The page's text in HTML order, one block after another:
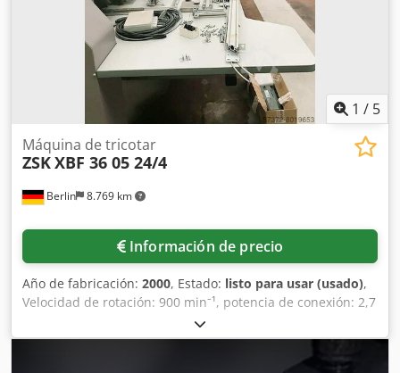
1 / 5
Berlin 8.769 km
Máquina de tricotar
ZSKXBF 36 05 24/4
Información de precio
Año de fabricación: 2000, Estado: listo para usar (usado),
Velocidad de rotación: 900 min⁻¹, potencia de conexión: 2,7
kVA, peso: 3,98 toneladas, con documentación. Crsdpfoiy D
Agex Aktof